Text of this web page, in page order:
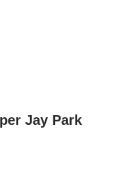
Jay Park